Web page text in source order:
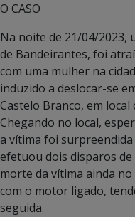
O CASO
Na noite de 21/04/2023,
de Bandeirantes, foi
com uma mulher na
induzido a deslocar-se
Castelo Branco, em
Chegando no local,
a vítima foi
efetuou dois disparos
morte da vítima ainda
com o motor ligado,
seguida.